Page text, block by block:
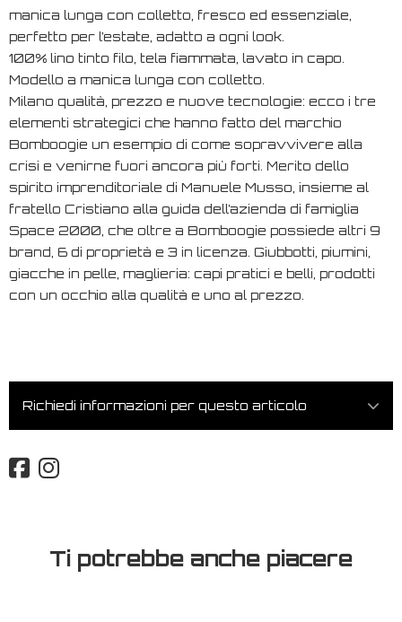
manica lunga con colletto, fresco ed essenziale,
perfetto per l’estate, adatto a ogni look.
100% lino tinto filo, tela fiammata, lavato in capo.
Modello a manica lunga con colletto.
Milano qualità, prezzo e nuove tecnologie: ecco i tre
elementi strategici che hanno fatto del marchio
Bomboogie un esempio di come sopravvivere alla
crisi e venirne fuori ancora più forti. Merito dello
spirito imprenditoriale di Manuele Musso, insieme al
fratello Cristiano alla guida dell’azienda di famiglia
Space 2000, che oltre a Bomboogie possiede altri 9
brand, 6 di proprietà e 3 in licenza. Giubbotti, piumini,
giacche in pelle, maglieria: capi pratici e belli, prodotti
con un occhio alla qualità e uno al prezzo.
Richiedi informazioni per questo articolo
Ti potrebbe anche piacere